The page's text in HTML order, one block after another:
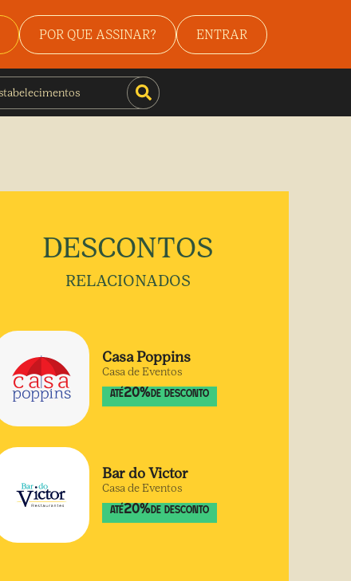
POR QUE ASSINAR? ENTRAR
DESCONTOS
RELACIONADOS
Casa Poppins
Casa de Eventos
ATÉ20%DE DESCONTO
Bar do Victor
Casa de Eventos
ATÉ20%DE DESCONTO